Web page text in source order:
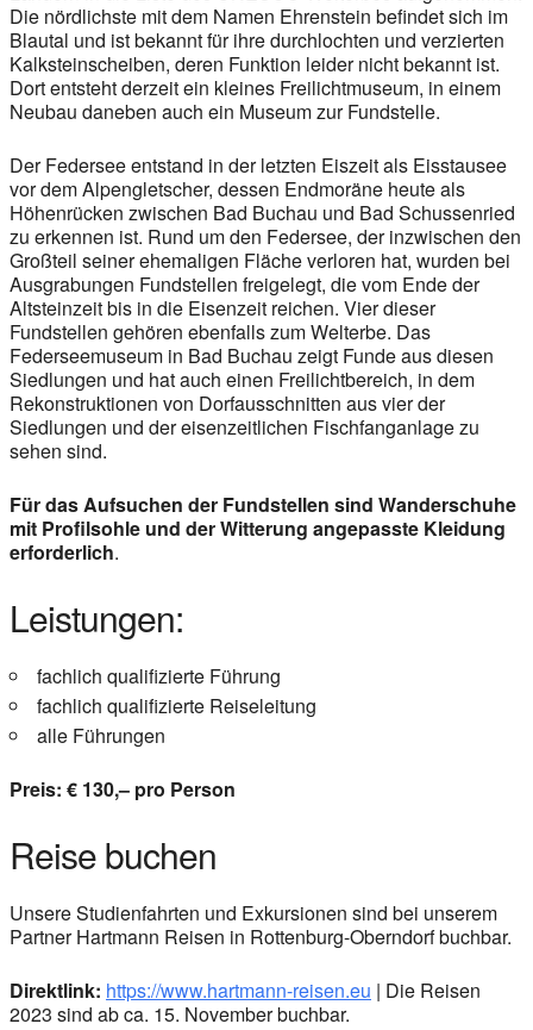
Die nördlichste mit dem Namen Ehrenstein befindet sich im
Blautal und ist bekannt für ihre durchlochten und verzierten
Kalksteinscheiben, deren Funktion leider nicht bekannt ist.
Dort entsteht derzeit ein kleines Freilichtmuseum, in einem
Neubau daneben auch ein Museum zur Fundstelle.
Der Federsee entstand in der letzten Eiszeit als Eisstausee
vor dem Alpengletscher, dessen Endmoräne heute als
Höhenrücken zwischen Bad Buchau und Bad Schussenried
zu erkennen ist. Rund um den Federsee, der inzwischen den
Großteil seiner ehemaligen Fläche verloren hat, wurden bei
Ausgrabungen Fundstellen freigelegt, die vom Ende der
Altsteinzeit bis in die Eisenzeit reichen. Vier dieser
Fundstellen gehören ebenfalls zum Welterbe. Das
Federseemuseum in Bad Buchau zeigt Funde aus diesen
Siedlungen und hat auch einen Freilichtbereich, in dem
Rekonstruktionen von Dorfausschnitten aus vier der
Siedlungen und der eisenzeitlichen Fischfanganlage zu
sehen sind.
Für das Aufsuchen der Fundstellen sind Wanderschuhe
mit Profilsohle und der Witterung angepasste Kleidung
erforderlich.
Leistungen:
fachlich qualifizierte Führung
fachlich qualifizierte Reiseleitung
alle Führungen
Preis: € 130,– pro Person
Reise buchen
Unsere Studienfahrten und Exkursionen sind bei unserem
Partner Hartmann Reisen in Rottenburg-Oberndorf buchbar.
Direktlink: https://www.hartmann-reisen.eu | Die Reisen
2023 sind ab ca. 15. November buchbar.